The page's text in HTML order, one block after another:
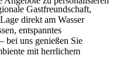
Gastfreundschaft,
direkt am Wasser
entspanntes
bei uns genießen Sie
mit herrlichem